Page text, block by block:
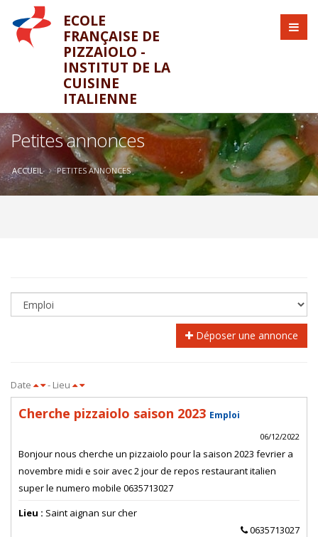
ECOLE
FRANÇAISE DE
PIZZAIOLO -
INSTITUT DE LA
CUISINE
ITALIENNE
Petites annonces
ACCUEIL PETITES ANNONCES
Déposer une annonce
Date - Lieu
Cherche pizzaiolo saison 2023 Emploi
06/12/2022
Bonjour nous cherche un pizzaiolo pour la saison 2023 fevrier a
novembre midi e soir avec 2 jour de repos restaurant italien
super le numero mobile 0635713027
Lieu : Saint aignan sur cher
0635713027